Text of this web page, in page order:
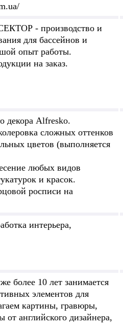
- производство и
для бассейнов и
опыт работы.
на заказ.
декора Alfresko.
сложных оттенков
цветов (выполняется
любых видов
и красок.
росписи на
интерьера,
более 10 лет занимается
элементов для
картины, гравюры,
от английского дизайнера,